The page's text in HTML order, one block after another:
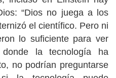
“Dios no juega a los
el científico. Pero ni
lo suficiente para ver
la tecnología ha
no podrían preguntarse